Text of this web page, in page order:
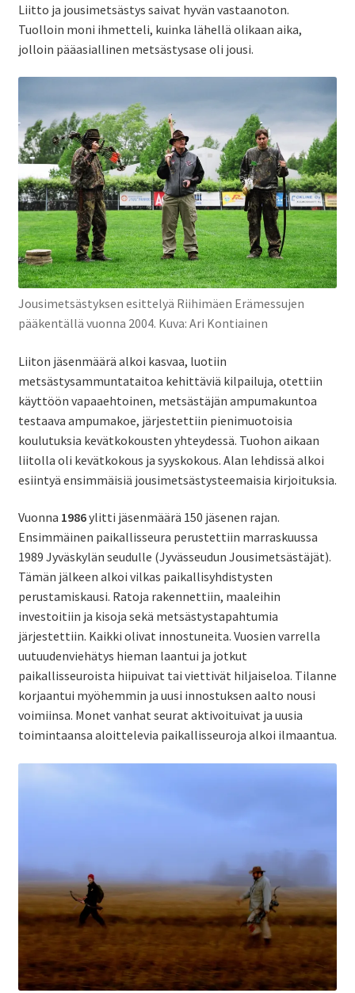
Liitto ja jousimetsästys saivat hyvän vastaanoton.
Tuolloin moni ihmetteli, kuinka lähellä olikaan aika,
jolloin pääasiallinen metsästysase oli jousi.
Jousimetsästyksen esittelyä Riihimäen Erämessujen
pääkentällä vuonna 2004. Kuva: Ari Kontiainen
Liiton jäsenmäärä alkoi kasvaa, luotiin
metsästysammuntataitoa kehittäviä kilpailuja, otettiin
käyttöön vapaaehtoinen, metsästäjän ampumakuntoa
testaava ampumakoe, järjestettiin pienimuotoisia
koulutuksia kevätkokousten yhteydessä. Tuohon aikaan
liitolla oli kevätkokous ja syyskokous. Alan lehdissä alkoi
esiintyä ensimmäisiä jousimetsästysteemaisia kirjoituksia.
Vuonna 1986ylitti jäsenmäärä 150 jäsenen rajan.
Ensimmäinen paikallisseura perustettiin marraskuussa
1989 Jyväskylän seudulle (Jyvässeudun Jousimetsästäjät).
Tämän jälkeen alkoi vilkas paikallisyhdistysten
perustamiskausi. Ratoja rakennettiin, maaleihin
investoitiin ja kisoja sekä metsästystapahtumia
järjestettiin. Kaikki olivat innostuneita. Vuosien varrella
uutuudenviehätys hieman laantui ja jotkut
paikallisseuroista hiipuivat tai viettivät hiljaiseloa. Tilanne
korjaantui myöhemmin ja uusi innostuksen aalto nousi
voimiinsa. Monet vanhat seurat aktivoituivat ja uusia
toimintaansa aloittelevia paikallisseuroja alkoi ilmaantua.